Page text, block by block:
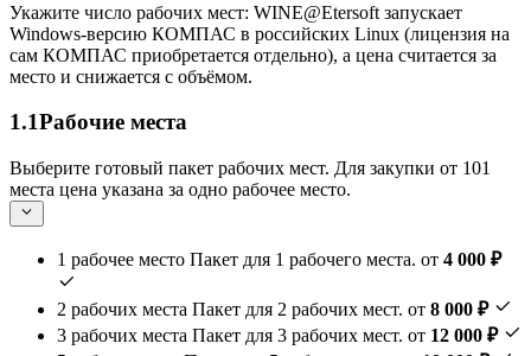
Укажите число рабочих мест: WINE@Etersoft запускает
Windows-версию КОМПАС в российских Linux (лицензия на
сам КОМПАС приобретается отдельно), а цена считается за
место и снижается с объёмом.
1.1Рабочие места
Выберите готовый пакет рабочих мест. Для закупки от 101
места цена указана за одно рабочее место.
1 рабочее место Пакет для 1 рабочего места. от 4 000 ₽
2 рабочих места Пакет для 2 рабочих мест. от 8 000 ₽
3 рабочих места Пакет для 3 рабочих мест. от 12 000 ₽